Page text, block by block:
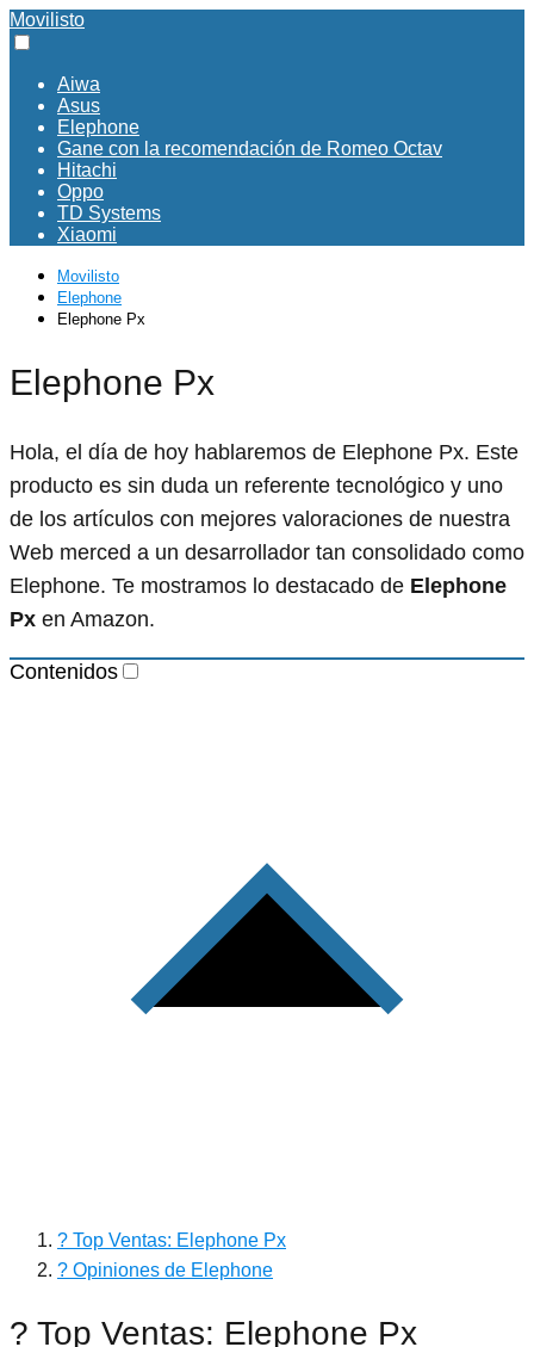
Movilisto
Aiwa
Asus
Elephone
Gane con la recomendación de Romeo Octav
Hitachi
Oppo
TD Systems
Xiaomi
Movilisto
Elephone
Elephone Px
Elephone Px
Hola, el día de hoy hablaremos de Elephone Px. Este
producto es sin duda un referente tecnológico y uno
de los artículos con mejores valoraciones de nuestra
Web merced a un desarrollador tan consolidado como
Elephone. Te mostramos lo destacado de Elephone
Px en Amazon.
Contenidos
? Top Ventas: Elephone Px
? Opiniones de Elephone
? Top Ventas: Elephone Px